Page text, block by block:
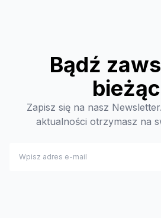
Bądź
Zapisz się na nasz
aktualności otrzymasz na